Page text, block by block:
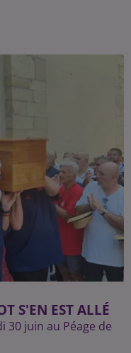
S'EN EST ALLÉ
30 juin au Péage de